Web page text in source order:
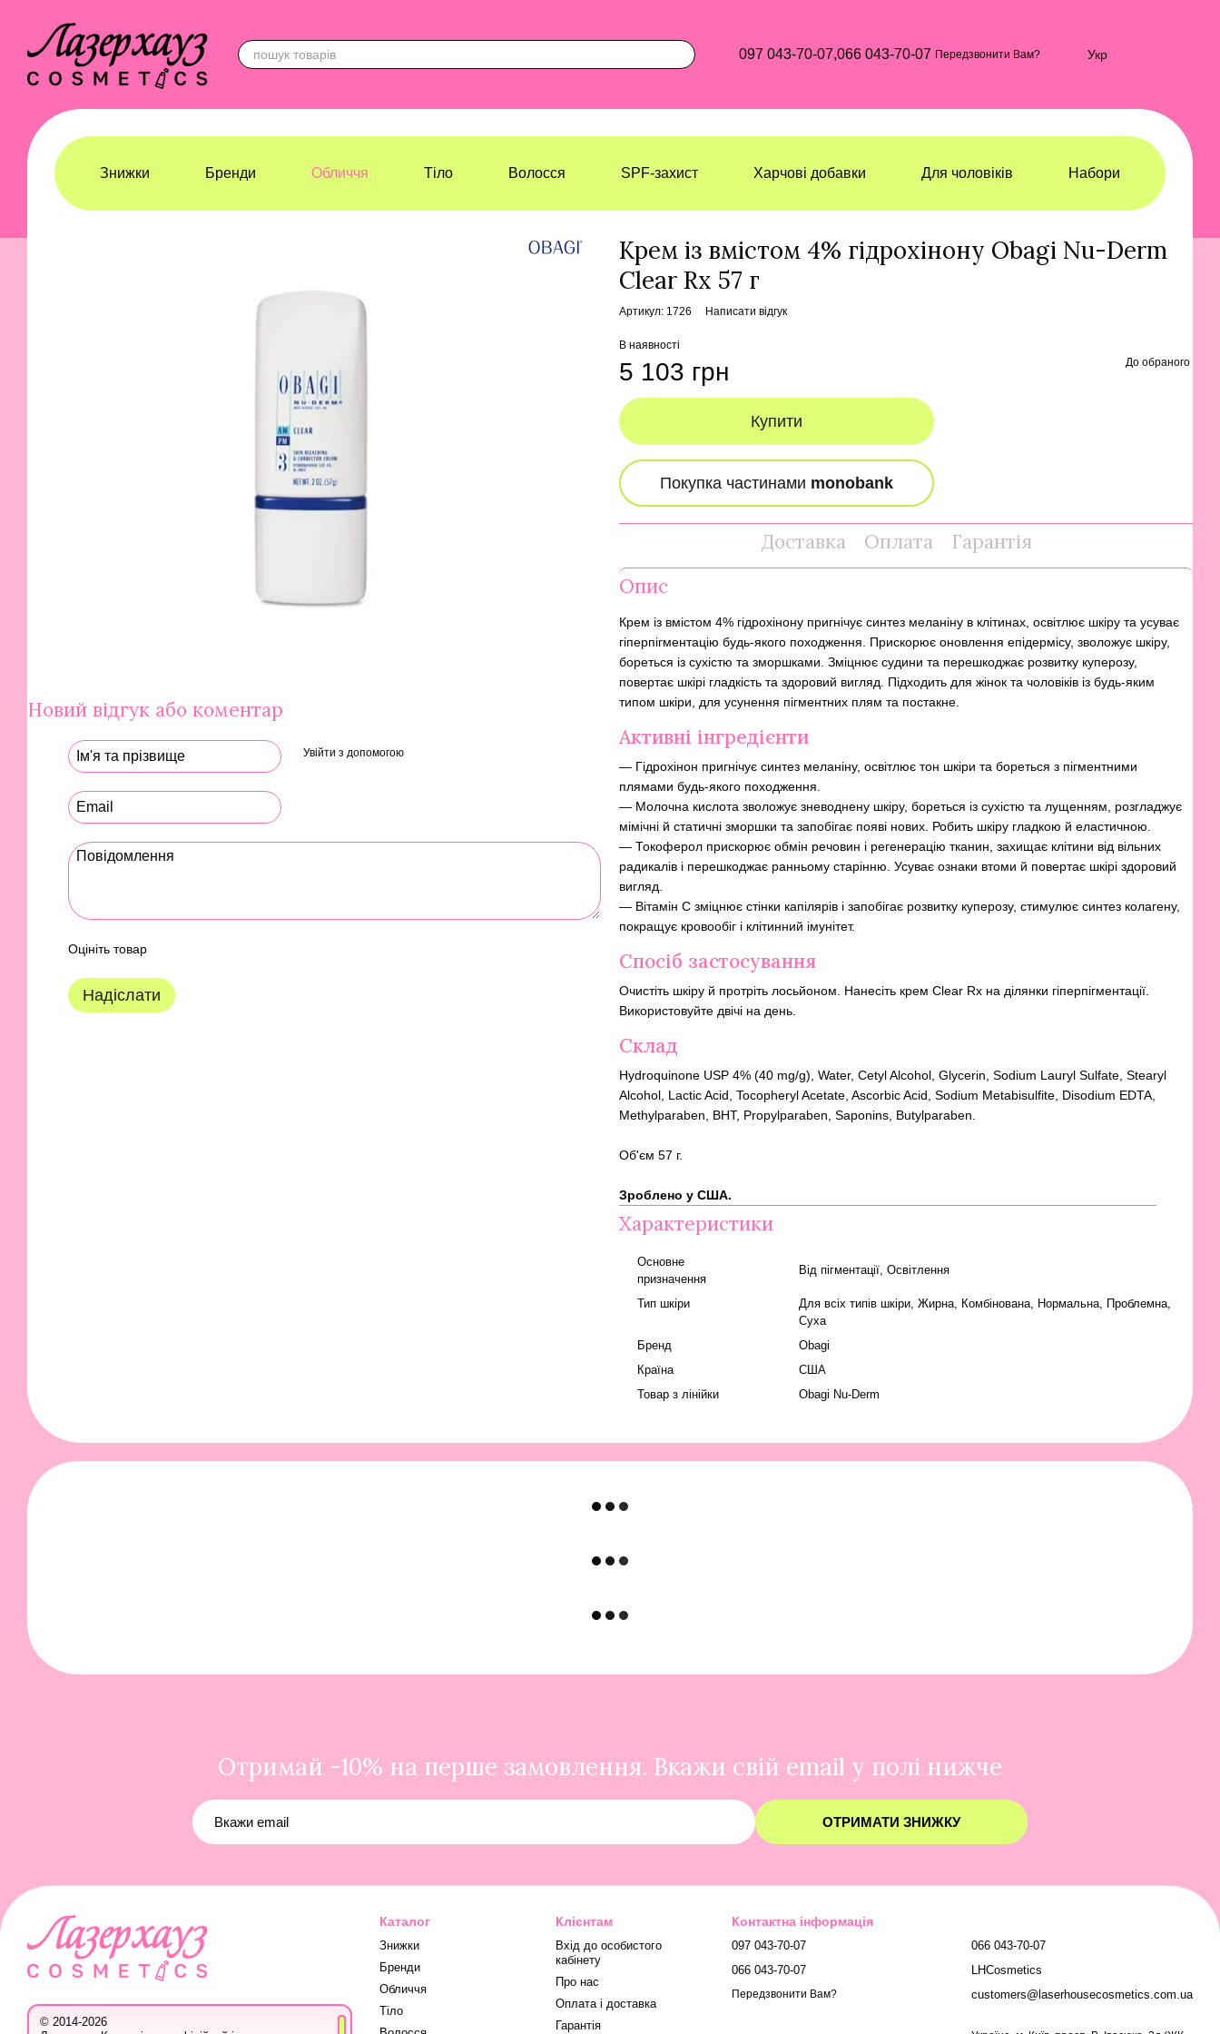
097 043-70-07,066 043-70-07 Передзвонити Вам? Укр
Знижки Бренди Обличчя Тіло Волосся SPF-захист Харчові добавки Для чоловіків Набори
Новий відгук або коментар
Увійти з допомогою
Оцініть товар
Надіслати
Крем із вмістом 4% гідрохінону Obagi Nu-Derm
Clear Rx 57 г
Артикул: 1726 Написати відгук
5 103 грн
В наявності
До обраного
Купити
Доставка Оплата
Гарантія
Опис
Крем із вмістом 4% гідрохінону пригнічує синтез меланіну в клітинах, освітлює шкіру та усуває
гіперпігментацію будь-якого походження. Прискорює оновлення епідермісу, зволожує шкіру,
бореться із сухістю та зморшками. Зміцнює судини та перешкоджає розвитку куперозу,
повертає шкірі гладкість та здоровий вигляд. Підходить для жінок та чоловіків із будь-яким
типом шкіри, для усунення пігментних плям та постакне.
Активні інгредієнти
— Гідрохінон пригнічує синтез меланіну, освітлює тон шкіри та бореться з пігментними
плямами будь-якого походження.
— Молочна кислота зволожує зневоднену шкіру, бореться із сухістю та лущенням, розгладжує
мімічні й статичні зморшки та запобігає появі нових. Робить шкіру гладкою й еластичною.
— Токоферол прискорює обмін речовин і регенерацію тканин, захищає клітини від вільних
радикалів і перешкоджає ранньому старінню. Усуває ознаки втоми й повертає шкірі здоровий
вигляд.
— Вітамін C зміцнює стінки капілярів і запобігає розвитку куперозу, стимулює синтез колагену,
покращує кровообіг і клітинний імунітет.
Спосіб застосування
Очистіть шкіру й протріть лосьйоном. Нанесіть крем Clear Rx на ділянки гіперпігментації.
Використовуйте двічі на день.
Склад
Hydroquinone USP 4% (40 mg/g), Water, Cetyl Alcohol, Glycerin, Sodium Lauryl Sulfate, Stearyl
Alcohol, Lactic Acid, Tocopheryl Acetate, Ascorbic Acid, Sodium Metabisulfite, Disodium EDTA,
Methylparaben, BHT, Propylparaben, Saponins, Butylparaben.
Об'єм 57 г.
Зроблено у США.
Характеристики
Основне
призначення
Від пігментації, Освітлення
Тип шкіри Для всіх типів шкіри, Жирна, Комбінована, Нормальна, Проблемна,
Суха
Бренд
Obagi
Країна
США
Товар з лінійки
Obagi Nu-Derm
Отримай -10% на перше замовлення. Вкажи свій email у полі нижче
ОТРИМАТИ ЗНИЖКУ
© 2014-2026
Каталог
Знижки
Бренди
Обличчя
Тіло
Клієнтам
Вхід до особистого
кабінету
Про нас
Оплата і доставка
Гарантія
Контактна інформація
097 043-70-07
066 043-70-07
Передзвонити Вам?
066 043-70-07
LHCosmetics
customers@laserhousecosmetics.com.ua